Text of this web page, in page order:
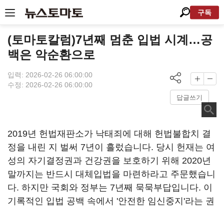
구독
(토마토칼럼)7년째 멈춘 입법 시계…공
백은 악순환으로
입력: 2026-02-26 06:00:00
수정: 2026-02-26 06:00:00
답글쓰기
2019년 헌법재판소가 낙태죄에 대해 헌법불합치 결
정을 내린 지 벌써 7년이 흘렀습니다. 당시 헌재는 여
성의 자기결정권과 건강권을 보호하기 위해 2020년
말까지는 반드시 대체입법을 마련하라고 주문했습니
다. 하지만 국회와 정부는 7년째 묵묵부답입니다. 이
기록적인 입법 공백 속에서 '안전한 임신중지'라는 권